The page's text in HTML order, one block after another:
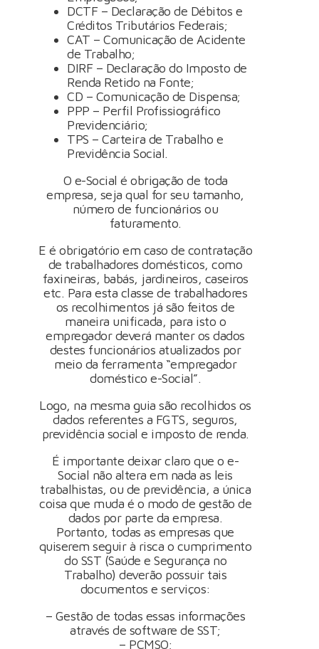
DCTF – Declaração de Débitos e
Créditos Tributários Federais;
CAT – Comunicação de Acidente
de Trabalho;
DIRF – Declaração do Imposto de
Renda Retido na Fonte;
CD – Comunicação de Dispensa;
PPP – Perfil Profissiográfico
Previdenciário;
TPS – Carteira de Trabalho e
Previdência Social.
O e-Social é obrigação de toda
empresa, seja qual for seu tamanho,
número de funcionários ou
faturamento.
E é obrigatório em caso de contratação
de trabalhadores domésticos, como
faxineiras, babás, jardineiros, caseiros
etc. Para esta classe de trabalhadores
os recolhimentos já são feitos de
maneira unificada, para isto o
empregador deverá manter os dados
destes funcionários atualizados por
meio da ferramenta “empregador
doméstico e-Social”.
Logo, na mesma guia são recolhidos os
dados referentes a FGTS, seguros,
previdência social e imposto de renda.
É importante deixar claro que o e-
Social não altera em nada as leis
trabalhistas, ou de previdência, a única
coisa que muda é o modo de gestão de
dados por parte da empresa.
Portanto, todas as empresas que
quiserem seguir à risca o cumprimento
do SST (Saúde e Segurança no
Trabalho) deverão possuir tais
documentos e serviços:
– Gestão de todas essas informações
através de software de SST;
– PCMSO;